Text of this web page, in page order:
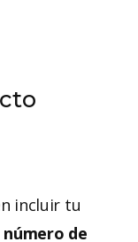
incluir tu
de